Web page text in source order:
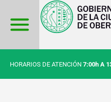
contenido
HORARIOS DE ATENCIÓN 7:00h A